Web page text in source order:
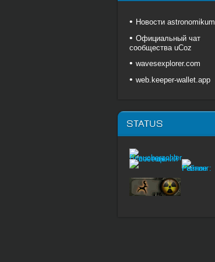
Новости astronomikum
Официальный чат
сообщества uCoz
wavesexplorer.com
web.keeper-wallet.app
STATUS